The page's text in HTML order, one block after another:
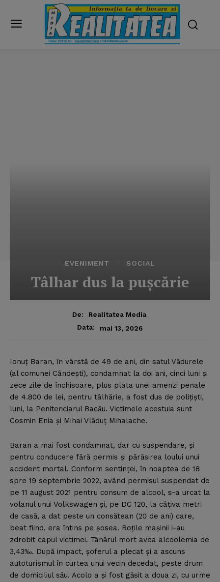
EVENIMENT SOCIAL
Tâlhar dus la puşcărie
De:
Realitatea Media
Data:
mai 13, 2026
Ionuţ Baran, în vârstă de 49 de ani, din satul Vădurele
(al comunei Cândeşti), condamnat la doi ani, cinci luni şi
zece zile de închisoare, plus plata unei amenzi penale
de 4.800 de lei, pentru tâlhărie, a fost dus de poliţişti,
luni, la Penitenciarul Bacău. Victimele acestuia sunt
Cosmin Enia şi Mihai Vlăduţ Mihalache.
Baran a mai fost condamnat, dar cu suspendare, şi
pentru conducere fără permis şi părăsirea loului unui
accident mortal. Conform sentinţei, în noaptea de 18
spre 19 septembrie 2022, având permisul suspendat de
pe 11 august 2021 pentru consum de alcool, s-a urcat la
volanul unui Volkswagen şi, pe DC 120, la câţiva metri
de casă, a dat peste un consătean (20 de ani) care,
beat fiind, era întins pe şosea. Roţile maşinii i-au
zdrobit capul victimei. Tânărul mort avea alcoolemia de
3,43‰. După impact, şoferul a plecat şi a ascuns
autoturismul în curtea unui vecin decedat, peste drum
de domiciliul său. Acolo a şi fost găsit a doua zi, cu urme